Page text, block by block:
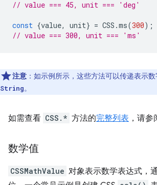
// value === 45, unit === 'deg'
const {value, unit} = CSS .ms(300);
// value === 300, unit === 'ms'
注意 ：如示例所示，这些方法可以传递表示数
String。
如需查看 CSS.* 方法的完整列表 ，请参
数学值
CSSMathValue 对象表示数学表达式，